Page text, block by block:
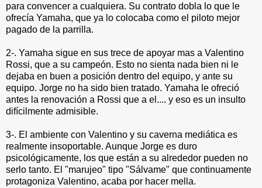
para convencer a cualquiera. Su contrato dobla lo que le
ofrecía Yamaha, que ya lo colocaba como el piloto mejor
pagado de la parrilla.
2-. Yamaha sigue en sus trece de apoyar mas a Valentino
Rossi, que a su campeón. Esto no sienta nada bien ni le
dejaba en buen a posición dentro del equipo, y ante su
equipo. Jorge no ha sido bien tratado. Yamaha le ofreció
antes la renovación a Rossi que a el.... y eso es un insulto
difícilmente admisible.
3-. El ambiente con Valentino y su caverna mediática es
realmente insoportable. Aunque Jorge es duro
psicológicamente, los que están a su alrededor pueden no
serlo tanto. El "marujeo" tipo "Sálvame" que continuamente
protagoniza Valentino, acaba por hacer mella.